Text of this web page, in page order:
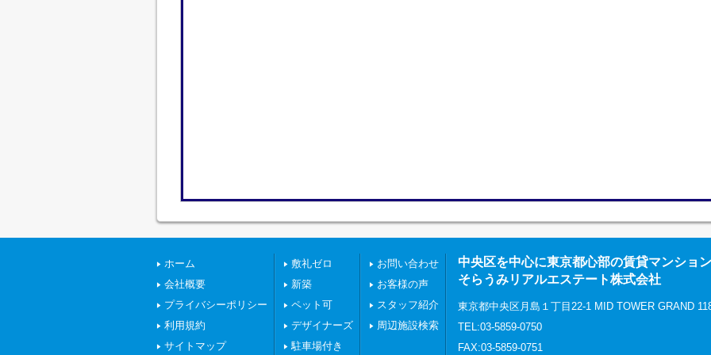
ホーム
会社概要
プライバシーポリシー
利用規約
サイトマップ
敷礼ゼロ
新築
ペット可
デザイナーズ
駐車場付き
お問い合わせ
お客様の声
スタッフ紹介
周辺施設検索
中央区を中心に東京都心部の賃貸マンショ
そらうみリアルエステート株式会社
東京都中央区月島１丁目22-1 MID TOWER GRAND
TEL:03-5859-0750
FAX:03-5859-0751